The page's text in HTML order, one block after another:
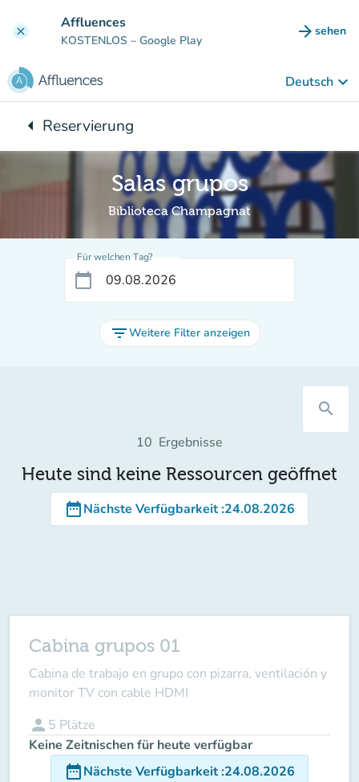
clear Affluences
KOSTENLOS – Google Play arrow_forward sehen
(new
Deutsch keyboard_arrow_down
arrow_leftZurück zu:
Reservierung
Salas grupos
Biblioteca Champagnat
Für welchen Tag?
calendar_today
filter_listWeitere Filter anzeigen
search
10 Ergebnisse
Heute sind keine Ressourcen geöffnet
date_rangeNächste Verfügbarkeit:24.08.2026
Cabina grupos 01
Cabina de trabajo en grupo con pizarra, ventilación y
monitor TV con cable HDMI
person 5 Plätze
Keine Zeitnischen für heute verfügbar
date_rangeNächste Verfügbarkeit:24.08.2026